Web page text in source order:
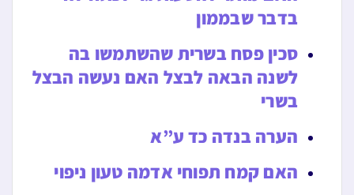
בדבר שבממון
סכין פסח בשרית שהשתמשו בה
לשנה הבאה לבצל האם נעשה הבצל
בשרי
הערה בנדה כד ע”א
האם קמח תפוחי אדמה טעון ניפוי